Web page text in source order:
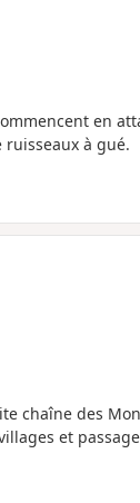
en
ruisseaux à gué.
des
et